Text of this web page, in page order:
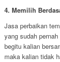
4. Memilih
Jasa perbaikan
yang sudah
begitu kalian
maka kalian tidak